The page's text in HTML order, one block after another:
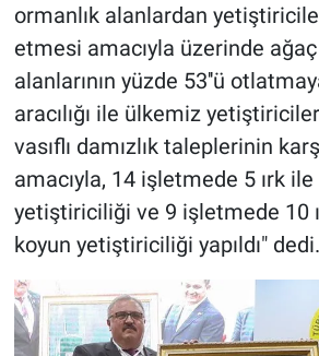
ormanlık alanlardan
etmesi amacıyla üzerinde
alanlarının yüzde 53''ü
aracılığı ile ülkemiz
vasıflı damızlık taleplerinin
amacıyla, 14 işletmede 5 ırk ile
yetiştiriciliği ve 9 işletmede 10
koyun yetiştiriciliği yapıldı" dedi.